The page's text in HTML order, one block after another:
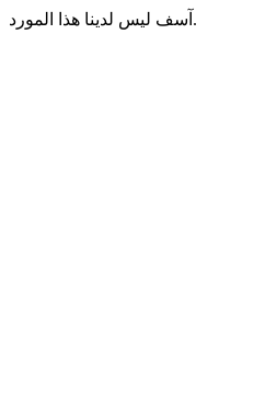
آسف ليس لدينا هذا المورد.